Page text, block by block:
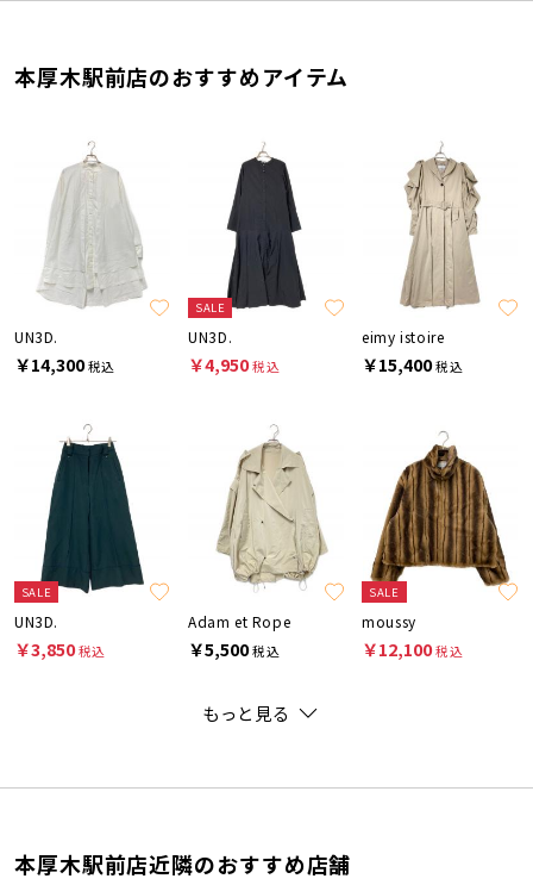
本厚木駅前店のおすすめアイテム
UN3D.
￥14,300税込
SALE
UN3D.
￥4,950税込
eimy istoire
￥15,400税込
SALE
UN3D.
￥3,850税込
Adam et Rope
￥5,500税込
SALE
moussy
￥12,100税込
もっと見る
本厚木駅前店近隣のおすすめ店舗